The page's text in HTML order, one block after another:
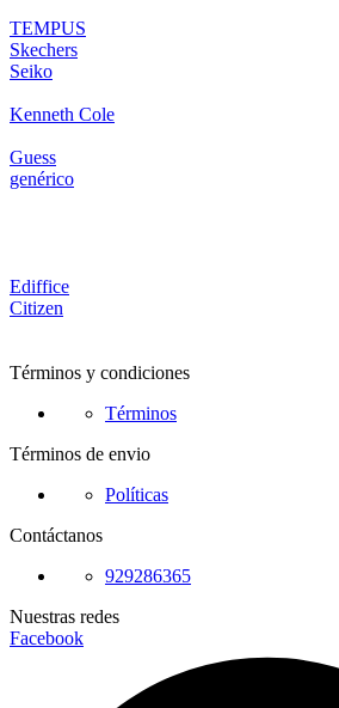
TEMPUS
Skechers
Seiko
Kenneth Cole
Guess
genérico
Ediffice
Citizen
Términos y condiciones
Términos
Términos de envio
Políticas
Contáctanos
929286365
Nuestras redes
Facebook